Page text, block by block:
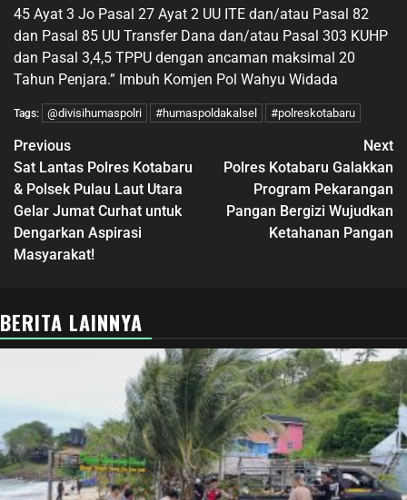
45 Ayat 3 Jo Pasal 27 Ayat 2 UU ITE dan/atau Pasal 82
dan Pasal 85 UU Transfer Dana dan/atau Pasal 303 KUHP
dan Pasal 3,4,5 TPPU dengan ancaman maksimal 20
Tahun Penjara.” Imbuh Komjen Pol Wahyu Widada
Tags: @divisihumaspolri #humaspoldakalsel #polreskotabaru
Previous
Sat Lantas Polres Kotabaru
& Polsek Pulau Laut Utara
Gelar Jumat Curhat untuk
Dengarkan Aspirasi
Masyarakat!
Next
Polres Kotabaru Galakkan
Program Pekarangan
Pangan Bergizi Wujudkan
Ketahanan Pangan
BERITA LAINNYA